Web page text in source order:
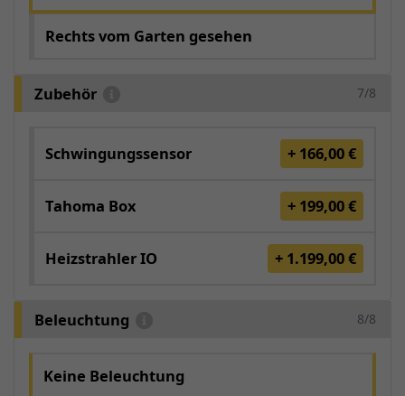
Rechts vom Garten gesehen
Zubehör 7/8
Schwingungssensor + 166,00 €
Tahoma Box + 199,00 €
Heizstrahler IO + 1.199,00 €
Beleuchtung 8/8
Keine Beleuchtung